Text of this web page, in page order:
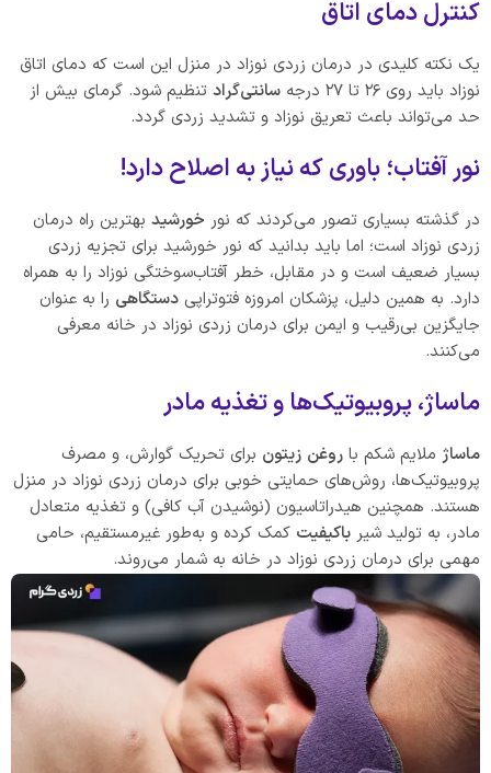
کنترل دمای اتاق
یک نکته کلیدی در درمان زردی نوزاد در منزل این است که دمای اتاق
نوزاد باید روی ۲۶ تا ۲۷ درجه
سانتی‌گراد تنظیم شود. گرمای بیش از
حد می‌تواند باعث تعریق نوزاد و تشدید زردی گردد.
نور آفتاب؛ باوری که نیاز به اصلاح دارد!
در گذشته بسیاری تصور می‌کردند که نور خورشید بهترین راه درمان
زردی نوزاد است؛ اما باید بدانید که نور خورشید برای تجزیه زردی
بسیار ضعیف است و در مقابل، خطر آفتاب‌سوختگی نوزاد را به همراه
دارد. به همین دلیل، پزشکان امروزه فتوتراپی دستگاهی را به عنوان
جایگزین بی‌رقیب و ایمن برای درمان زردی نوزاد در خانه معرفی
می‌کنند.
ماساژ، پروبیوتیک‌ها و تغذیه مادر
ماساژ ملایم شکم با روغن زیتون برای تحریک گوارش، و مصرف
پروبیوتیک‌ها، روش‌های حمایتی خوبی برای درمان زردی نوزاد در منزل
هستند. همچنین هیدراتاسیون (نوشیدن آب کافی) و تغذیه متعادل
مادر، به تولید شیر باکیفیت کمک کرده و به‌طور غیرمستقیم، حامی
مهمی برای درمان زردی نوزاد در خانه به شمار می‌روند.